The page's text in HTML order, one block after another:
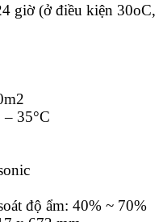
giờ (ở điều kiện 30oC,
35°C
độ ẩm: 40% ~ 70%